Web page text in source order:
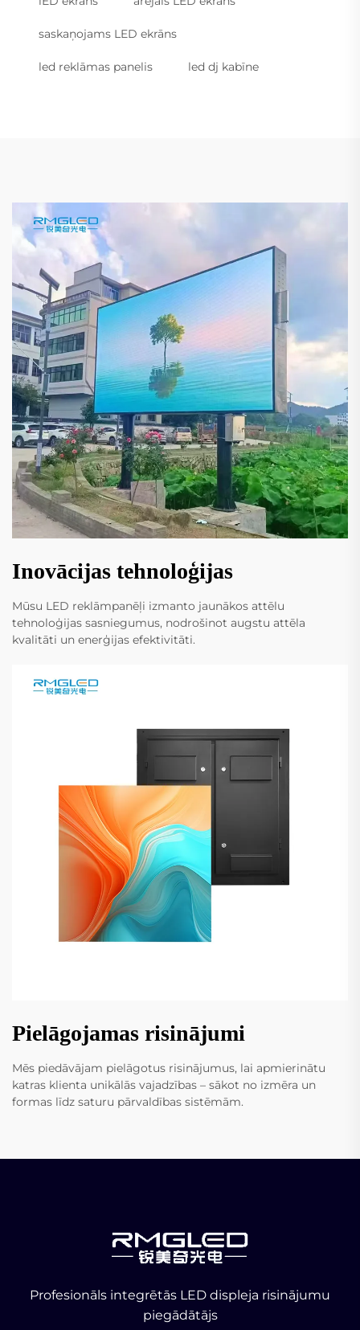
saskaņojams LED ekrāns
led reklāmas panelis led dj kabīne
Inovācijas tehnoloģijas
Mūsu LED reklāmpanēļi izmanto jaunākos attēlu
tehnoloģijas sasniegumus, nodrošinot augstu attēla
kvalitāti un enerģijas efektivitāti.
Pielāgojamas risinājumi
Mēs piedāvājam pielāgotus risinājumus, lai apmierinātu
katras klienta unikālās vajadzības – sākot no izmēra un
formas līdz saturu pārvaldības sistēmām.
Profesionāls integrētās LED displeja risinājumu
piegādātājs